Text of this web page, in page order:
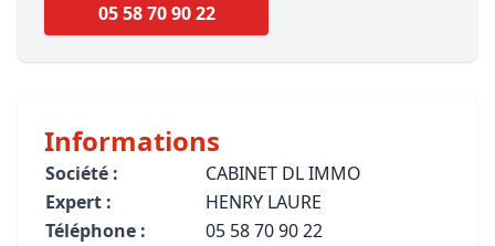
05 58 70 90 22
Informations
Société :
CABINET DL IMMO
Expert :
HENRY LAURE
Téléphone :
05 58 70 90 22